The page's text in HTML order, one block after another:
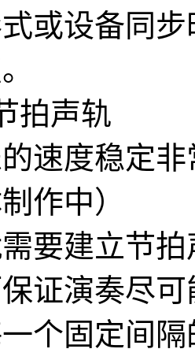
或设备同
声轨
度稳定非
作中）
建立节拍
证演奏尽
个固定间